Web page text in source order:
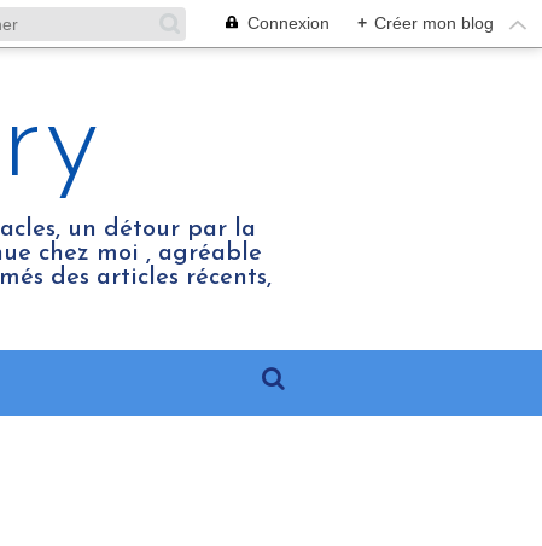
Connexion + Créer mon blog
un détour par la
chez moi , agréable
des articles récents,